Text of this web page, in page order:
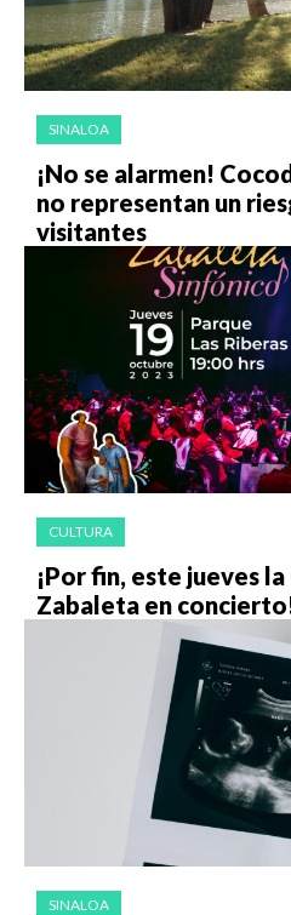
SINALOA
¡No se alarmen!
no representan un
visitantes
CULTURA
¡Por fin, este jueves la
Zabaleta en
SINALOA